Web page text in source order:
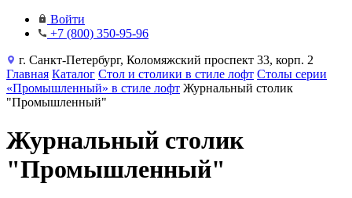
Войти
+7 (800) 350-95-96
г. Санкт-Петербург, Коломяжский проспект 33, корп. 2
Главная Каталог Стол и столики в стиле лофт Столы серии
«Промышленный» в стиле лофт Журнальный столик
"Промышленный"
Журнальный столик
"Промышленный"